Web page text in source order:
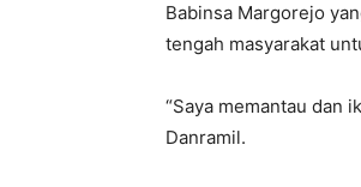
Babinsa Margorejo
tengah masyarakat
“Saya memantau dan
Danramil.